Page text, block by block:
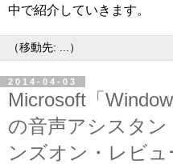
中で紹介していきます。
2014-04-03
Microsoft「
の音声アシスタン
ンズオン・レビ